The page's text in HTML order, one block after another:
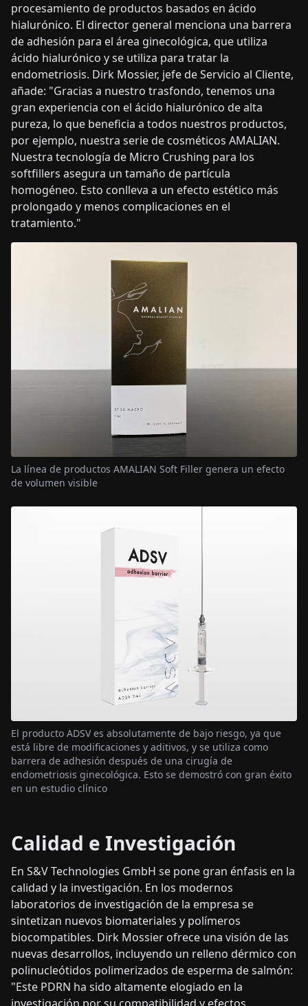
procesamiento de productos basados en ácido
hialurónico. El director general menciona una barrera
de adhesión para el área ginecológica, que utiliza
ácido hialurónico y se utiliza para tratar la
endometriosis. Dirk Mossier, jefe de Servicio al Cliente,
añade: "Gracias a nuestro trasfondo, tenemos una
gran experiencia con el ácido hialurónico de alta
pureza, lo que beneficia a todos nuestros productos,
por ejemplo, nuestra serie de cosméticos AMALIAN.
Nuestra tecnología de Micro Crushing para los
softfillers asegura un tamaño de partícula
homogéneo. Esto conlleva a un efecto estético más
prolongado y menos complicaciones en el
tratamiento."
La línea de productos AMALIAN Soft Filler genera un efecto
de volumen visible
El producto ADSV es absolutamente de bajo riesgo, ya que
está libre de modificaciones y aditivos, y se utiliza como
barrera de adhesión después de una cirugía de
endometriosis ginecológica. Esto se demostró con gran éxito
en un estudio clínico
Calidad e Investigación
En S&V Technologies GmbH se pone gran énfasis en la
calidad y la investigación. En los modernos
laboratorios de investigación de la empresa se
sintetizan nuevos biomateriales y polímeros
biocompatibles. Dirk Mossier ofrece una visión de las
nuevas desarrollos, incluyendo un relleno dérmico con
polinucleótidos polimerizados de esperma de salmón:
"Este PDRN ha sido altamente elogiado en la